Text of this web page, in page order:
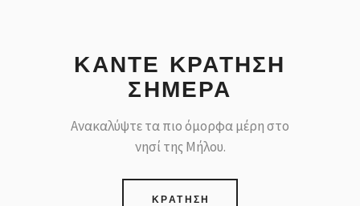
ΚΑΝΤΕ ΚΡΑΤΗΣΗ
ΣΗΜΕΡΑ
Ανακαλύψτε τα πιο όμορφα μέρη στο
νησί της Μήλου.
ΚΡΑΤΗΣΗ